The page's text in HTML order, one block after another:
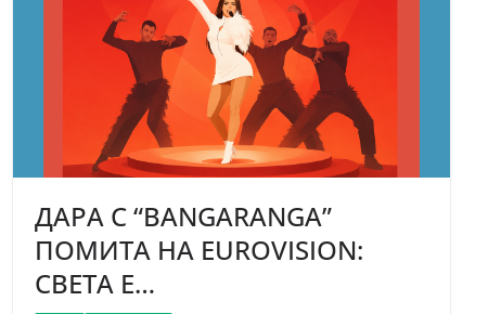
ДАРА С “BANGARANGA”
ПОМИТА НА EUROVISION:
СВЕТА Е…